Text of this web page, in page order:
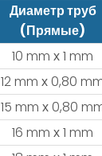
Диаметр труб
(Прямые)
10 mm х 1 mm
12 mm х 0,80
15 mm х 0,80
16 mm х 1 mm